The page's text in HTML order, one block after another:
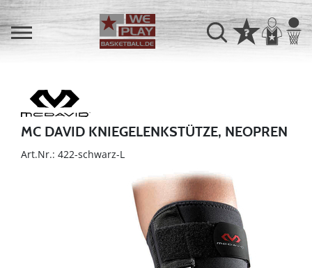
MC DAVID KNIEGELENKSTÜTZE, NEOPREN
Art.Nr.: 422-schwarz-L